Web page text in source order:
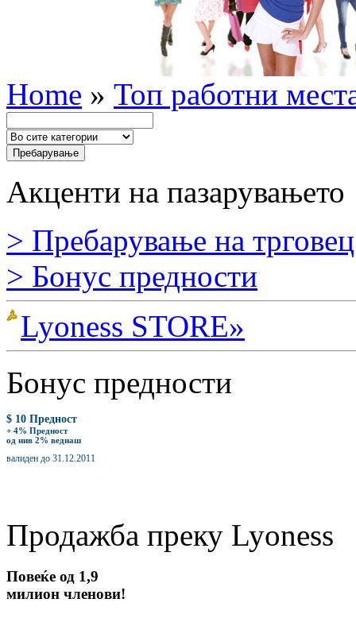
Home » Топ работни
Акценти на пазарувањето
> Пребарување на трговец
> Бонус предности
Lyoness STORE»
Бонус предности
$ 10 Предност
+ 4% Предност
од нив 2% веднаш
валиден до 31.12.2011
Продажбa преку Lyoness
Повеќе од 1,9
милион членови!